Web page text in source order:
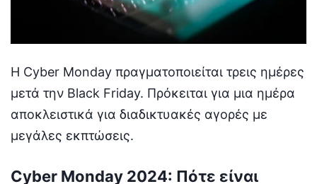
Η Cyber Monday πραγματοποιείται τρεις ημέρες
μετά την Black Friday. Πρόκειται για μια ημέρα
αποκλειστικά για διαδικτυακές αγορές με
μεγάλες εκπτώσεις.
Cyber Monday 2024: Πότε είναι